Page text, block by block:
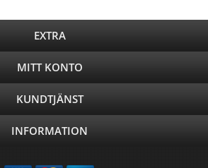
EXTRA
MITT KONTO
KUNDTJÄNST
INFORMATION